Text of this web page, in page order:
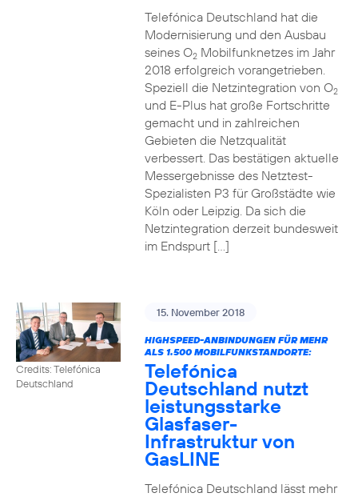
Telefónica Deutschland hat die
Modernisierung und den Ausbau
seines O2Mobilfunknetzes im Jahr
2018 erfolgreich vorangetrieben.
Speziell die Netzintegration von O2
und E-Plus hat große Fortschritte
gemacht und in zahlreichen
Gebieten die Netzqualität
verbessert. Das bestätigen aktuelle
Messergebnisse des Netztest-
Spezialisten P3 für Großstädte wie
Köln oder Leipzig. Da sich die
Netzintegration derzeit bundesweit
im Endspurt […]
Credits: Telefónica
Deutschland
15. November 2018
HIGHSPEED-ANBINDUNGEN FÜR MEHR
ALS 1.500 MOBILFUNKSTANDORTE:
Telefónica
Deutschland nutzt
leistungsstarke
Glasfaser-
Infrastruktur von
GasLINE
Telefónica Deutschland lässt mehr